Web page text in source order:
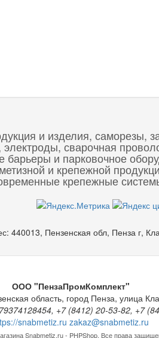
и изделия, саморезы,
сварочная
барьеры и парковочное
и крепежной
крепежные
440013, Пензенская обл, Пенза г,
ООО "ПензаПромКомплект"
область, город Пенза, улица
+7 (8412) 20-53-82, +7
snabmetiz.ru zakaz@snabmetiz.ru
Snabmetiz.ru - PHPShop. Все права